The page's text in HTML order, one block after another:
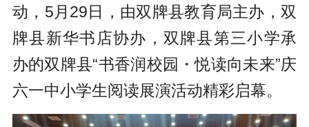
动，5月29日，由双牌县教育局主办，双
牌县新华书店协办，双牌县第三小学承
办的双牌县“书香润校园・悦读向未来”庆
六一中小学生阅读展演活动精彩启幕。